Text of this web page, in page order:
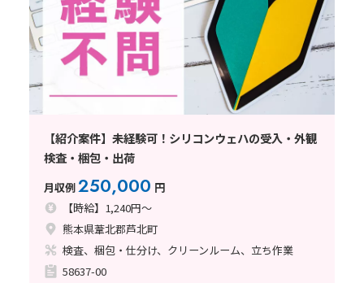
【紹介案件】未経験可！シリコンウェハの受入・外観
検査・梱包・出荷
月収例250,000 円
【時給】1,240円～
熊本県葦北郡芦北町
検査、梱包・仕分け、クリーンルーム、立ち作業
58637-00